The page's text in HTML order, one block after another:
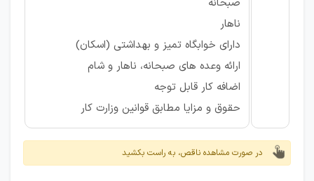
ناهار
دارای خوابگاه تمیز و بهداشتی (اسکان)
ارائه وعده های صبحانه، ناهار و شام
اضافه کار قابل توجه
حقوق و مزایا مطابق قوانین وزارت کار
در صورت مشاهده ناقص، به راست بکشید